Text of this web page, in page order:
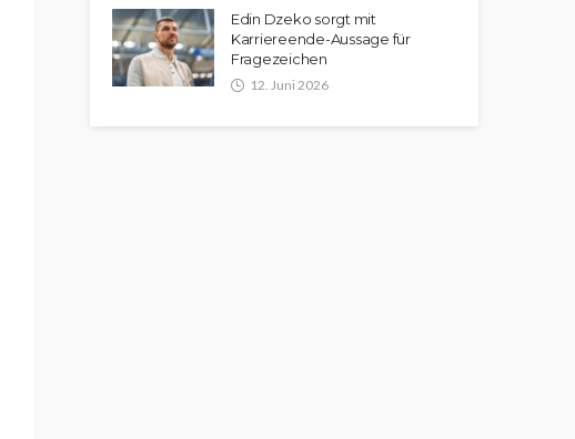
Edin Dzeko sorgt mit
Karriereende-Aussage für
Fragezeichen
12. Juni 2026